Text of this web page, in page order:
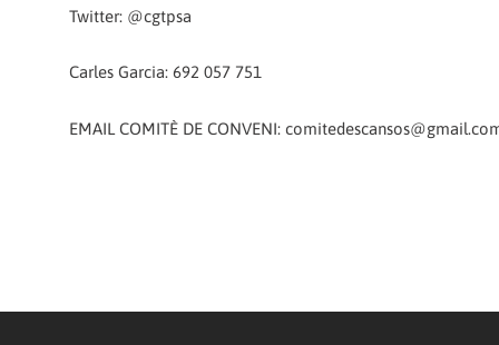
Twitter: @cgtpsa
Carles Garcia: 692 057 751
EMAIL COMITÈ DE CONVENI: